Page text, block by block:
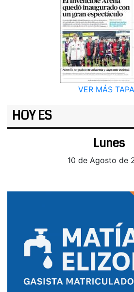
VER MÁS
HOY ES
Lunes
10 de Agosto de